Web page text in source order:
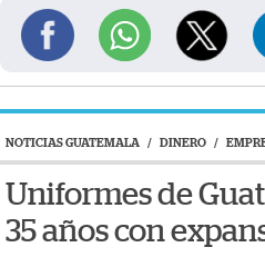
NOTICIAS GUATEMALA / DINERO /
Uniformes de
35 años con